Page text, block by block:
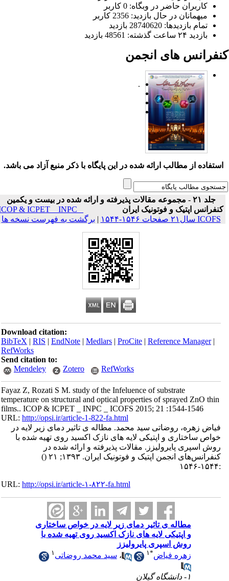
کاربران حاضر در وبگاه: 0 کاربر
میهمانان در حال بازدید: 2356 کاربر
تمام بازدید‌ها: 28740620 بازدید
بازدید ۲۴ ساعت گذشته: 48561 بازدید
های انجمن
.
استفاده از مطالب ارائه شده در این پایگاه با ذکر منبع آزاد می باشد.
جلد ۲۱ - مجموعه مقالات پذیرفته و ارائه شده در بیست و یکمین
کنفرانس اپتیک و فوتونیک ایران
ICOP & ICPET _ INPC _
ICOFS سال۲۱ صفحات ۱۵۴۶-۱۵۴۴
| برگشت به فهرست نسخه ها
Download citation:
BibTeX|RIS|EndNote|Medlars|ProCite|Reference Manager
RefWorks
Send citation to:
Mendeley
Zotero RefWorks
Fayaz Z, Rozati S M. study of the Infeluence of substrate
temperature on structural and optical properties of sprayed ZnO thin
films.. ICOP & ICPET _ INPC _ ICOFS 2015; 21 :1544-1546
URL:http://opsi.ir/article-1-822-fa.html
فیاض زهره، روضاتی سید محمد. مطاله ی تاثیر دمای زیر لایه در
خواص ساختاری و اپتیکی لایه های نازک اکسید روی تهیه شده با
روش اسپری پایرولیزز. مقالات پذیرفته و ارائه شده در
کنفرانس‌های انجمن اپتیک و فوتونیک ایران. ۱۳۹۳; ۲۱
()
URL:http://opsi.ir/article-۱-۸۲۲-fa.html
مطاله ی تاثیر دمای زیر لایه در خواص ساختاری
و اپتیکی لایه های نازک اکسید روی تهیه شده با
روش اسپری پایرولیزز
زهره فیاض* ۱ ،سید محمد روضاتی